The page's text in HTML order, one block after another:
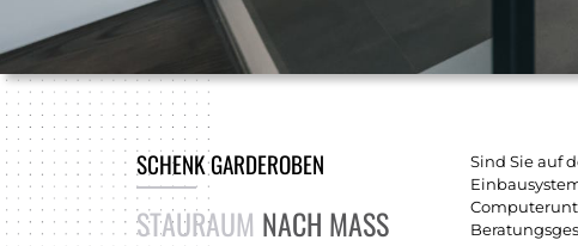
SCHENK GARDEROBEN
STAURAUM NACH MASS
Sind Sie auf